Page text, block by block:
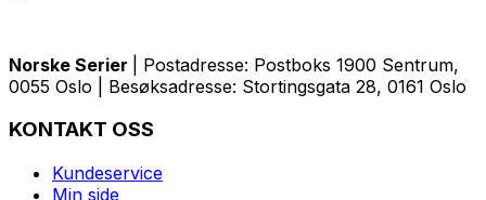
Norske Serier
| Postadresse: Postboks 1900 Sentrum,
0055 Oslo | Besøksadresse: Stortingsgata 28, 0161 Oslo
KONTAKT OSS
Kundeservice
Min side